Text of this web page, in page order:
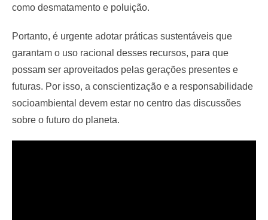
como desmatamento e poluição.
Portanto, é urgente adotar práticas sustentáveis que
garantam o uso racional desses recursos, para que
possam ser aproveitados pelas gerações presentes e
futuras. Por isso, a conscientização e a responsabilidade
socioambiental devem estar no centro das discussões
sobre o futuro do planeta.